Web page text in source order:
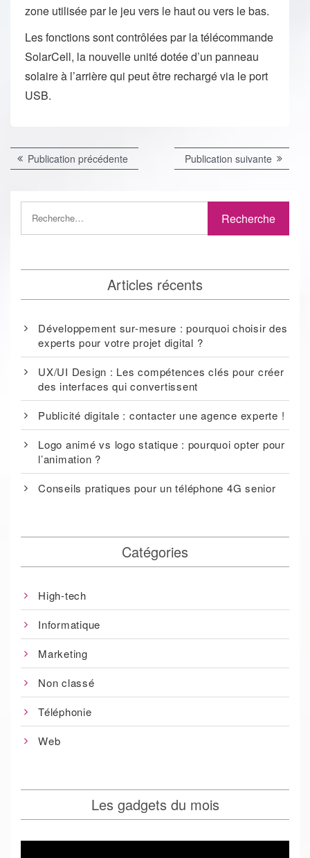
zone utilisée par le jeu vers le haut ou vers le bas.
Les fonctions sont contrôlées par la télécommande
SolarCell, la nouvelle unité dotée d’un panneau
solaire à l’arrière qui peut être rechargé via le port
USB.
Navigation
l’article
Publication précédentePublication
précédente :
Publication suivante
Articles récents
Développement sur-mesure : pourquoi choisir des
experts pour votre projet digital ?
UX/UI Design : Les compétences clés pour créer
des interfaces qui convertissent
Publicité digitale : contacter une agence experte !
Logo animé vs logo statique : pourquoi opter pour
l’animation ?
Conseils pratiques pour un téléphone 4G senior
Catégories
High-tech
Informatique
Marketing
Non classé
Téléphonie
Web
Les gadgets du mois